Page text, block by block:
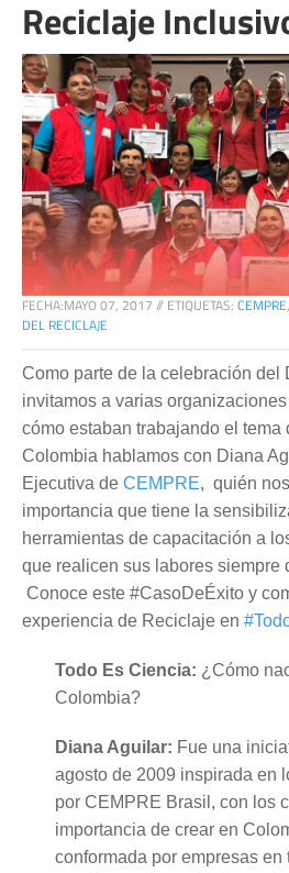
Reciclaje
FECHA:MAYO 07, 2017 // ETIQUETAS: CEMPRE,
DEL RECICLAJE
Como parte de la celebración del
invitamos a varias
cómo estaban trabajando el
Colombia hablamos con Diana
Ejecutiva de CEMPRE, quién
importancia que tiene la
herramientas de capacitación a
que realicen sus labores siempre
Conoce este #CasoDeÉxito y
experiencia de Reciclaje en
Todo Es Ciencia: ¿Cómo
Colombia?
Diana Aguilar: Fue una
agosto de 2009 inspirada en
por CEMPRE Brasil, con los
importancia de crear en
conformada por empresas